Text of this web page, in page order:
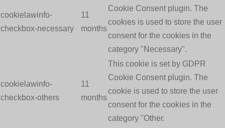
cookielawinfo-
checkbox-necessary
11
months
Cookie Consent plugin. The
cookies is used to store the user
consent for the cookies in the
category "Necessary".
cookielawinfo-
checkbox-others
11
months
This cookie is set by GDPR
Cookie Consent plugin. The
cookie is used to store the user
consent for the cookies in the
category "Other.